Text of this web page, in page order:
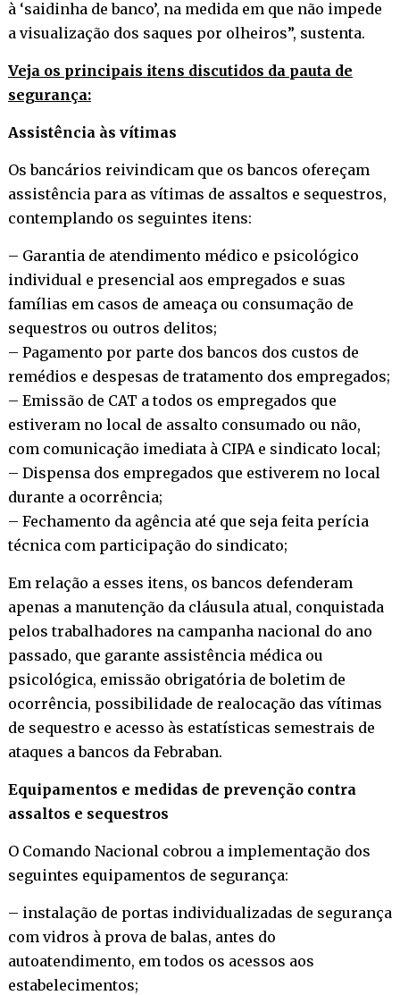
à ‘saidinha de banco’, na medida em que não impede
a visualização dos saques por olheiros”, sustenta.
Veja os principais itens discutidos da pauta de
segurança:
Assistência às vítimas
Os bancários reivindicam que os bancos ofereçam
assistência para as vítimas de assaltos e sequestros,
contemplando os seguintes itens:
– Garantia de atendimento médico e psicológico
individual e presencial aos empregados e suas
famílias em casos de ameaça ou consumação de
sequestros ou outros delitos;
– Pagamento por parte dos bancos dos custos de
remédios e despesas de tratamento dos empregados;
– Emissão de CAT a todos os empregados que
estiveram no local de assalto consumado ou não,
com comunicação imediata à CIPA e sindicato local;
– Dispensa dos empregados que estiverem no local
durante a ocorrência;
– Fechamento da agência até que seja feita perícia
técnica com participação do sindicato;
Em relação a esses itens, os bancos defenderam
apenas a manutenção da cláusula atual, conquistada
pelos trabalhadores na campanha nacional do ano
passado, que garante assistência médica ou
psicológica, emissão obrigatória de boletim de
ocorrência, possibilidade de realocação das vítimas
de sequestro e acesso às estatísticas semestrais de
ataques a bancos da Febraban.
Equipamentos e medidas de prevenção contra
assaltos e sequestros
O Comando Nacional cobrou a implementação dos
seguintes equipamentos de segurança:
– instalação de portas individualizadas de segurança
com vidros à prova de balas, antes do
autoatendimento, em todos os acessos aos
estabelecimentos;